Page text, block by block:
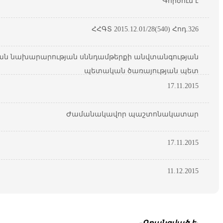
ՀՀԳՏ 2015.12.01/28(540) Հոդ.326
նախարարության սննդամթերքի անվտանգության
պետական ծառայության պետ
17.11.2015
Ժամանակավոր պաշտոնակատար
17.11.2015
11.12.2015